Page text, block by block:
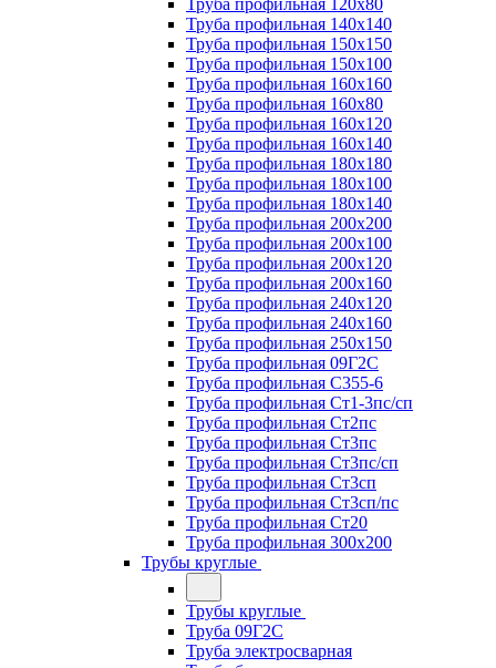
Труба профильная 120х80
Труба профильная 140х140
Труба профильная 150х150
Труба профильная 150х100
Труба профильная 160х160
Труба профильная 160х80
Труба профильная 160х120
Труба профильная 160х140
Труба профильная 180х180
Труба профильная 180х100
Труба профильная 180х140
Труба профильная 200х200
Труба профильная 200х100
Труба профильная 200х120
Труба профильная 200х160
Труба профильная 240х120
Труба профильная 240х160
Труба профильная 250х150
Труба профильная 09Г2С
Труба профильная С355-6
Труба профильная Ст1-3пс/сп
Труба профильная Ст2пс
Труба профильная Ст3пс
Труба профильная Ст3пс/сп
Труба профильная Ст3сп
Труба профильная Ст3сп/пс
Труба профильная Ст20
Труба профильная 300х200
Трубы круглые
Трубы круглые
Труба 09Г2С
Труба электросварная